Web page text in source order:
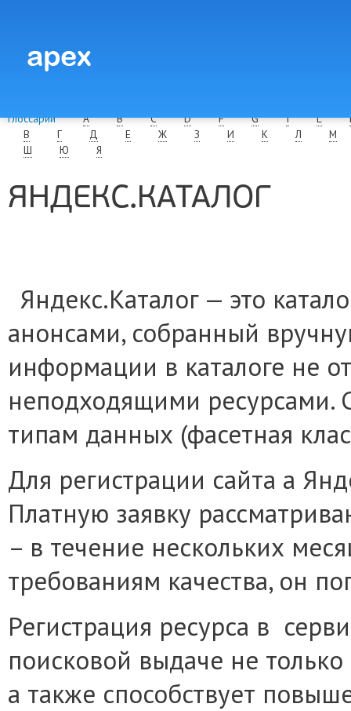
Глоссарий A B C D F G I L
В
Г Д Е Ж З И К Л
М
Ш
Ю Я
ЯНДЕКС.КАТАЛОГ
Яндекс.Каталог — это
анонсами, собранный
информации в каталоге не
неподходящими ресурсами.
типам данных (фасетная
Для регистрации сайта а
Платную заявку
– в течение нескольких
требованиям качества, он
Регистрация ресурса в
поисковой выдаче не
а также способствует